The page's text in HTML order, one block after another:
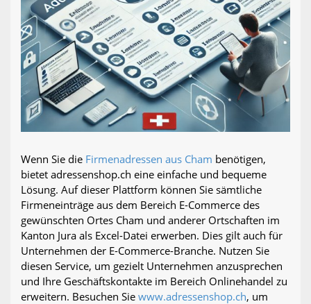
Wenn Sie die Firmenadressen aus Cham benötigen,
bietet adressenshop.ch eine einfache und bequeme
Lösung. Auf dieser Plattform können Sie sämtliche
Firmeneinträge aus dem Bereich E-Commerce des
gewünschten Ortes Cham und anderer Ortschaften im
Kanton Jura als Excel-Datei erwerben. Dies gilt auch für
Unternehmen der E-Commerce-Branche. Nutzen Sie
diesen Service, um gezielt Unternehmen anzusprechen
und Ihre Geschäftskontakte im Bereich Onlinehandel zu
erweitern. Besuchen Sie www.adressenshop.ch, um